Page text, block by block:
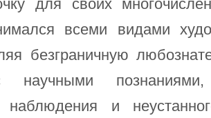
для своих
всеми видами
безграничную
научными
наблюдения и